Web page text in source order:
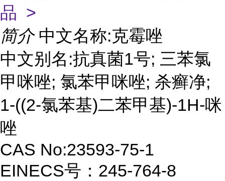
品 >
简介 中文名称:克霉唑
中文别名:抗真菌1号; 三苯氯
甲咪唑; 氯苯甲咪唑; 杀癣净;
1-((2-氯苯基)二苯甲基)-1H-咪
唑
CAS No:23593-75-1
EINECS号：245-764-8